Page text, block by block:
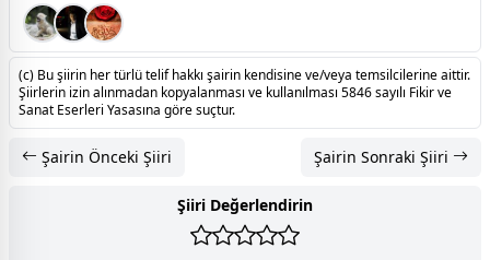
(c) Bu şiirin her türlü telif hakkı şairin kendisine ve/veya temsilcilerine aittir.
Şiirlerin izin alınmadan kopyalanması ve kullanılması 5846 sayılı Fikir ve
Sanat Eserleri Yasasına göre suçtur.
Şairin Önceki Şiiri Şairin Sonraki Şiiri
Şiiri Değerlendirin